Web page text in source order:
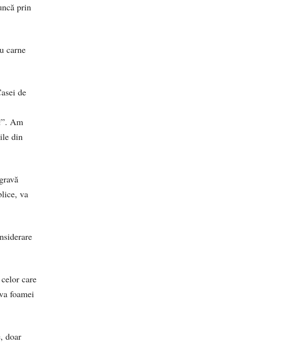
prin
carne
de
Am
din
va
care
foamei
doar